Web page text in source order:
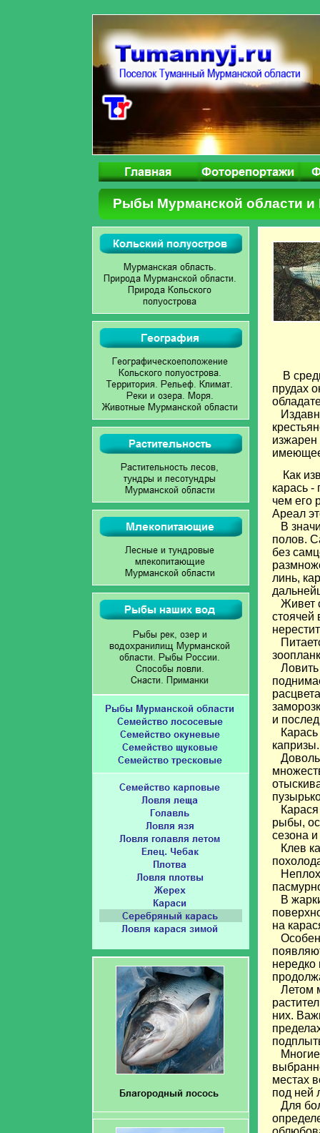
Рыбы Мурманской области и
В
прудах
изжарен
Как
карась -
чем его
Ареал
В
полов.
без
линь,
Живет
стоячей
Ловить
и
Карась
Карася
рыбы,
сезона
Клев
В
на
нередко
Летом
них.
Многие
местах
под ней
Для